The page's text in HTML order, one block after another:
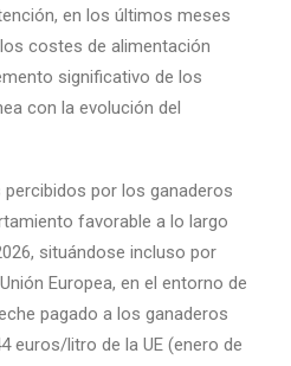
en los últimos meses
costes de alimentación
significativo de los
con la evolución del
por los ganaderos
favorable a lo largo
situándose incluso por
Europea, en el entorno de
pagado a los ganaderos
euros/litro de la UE (enero de